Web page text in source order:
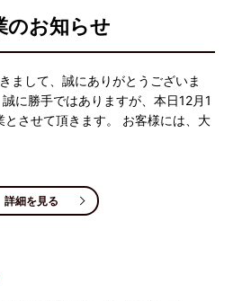
のお知らせ
まして、誠にありがとうございま
に勝手ではありますが、本日12月1
させて頂きます。 お客様には、大
詳細を見る